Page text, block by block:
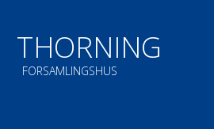
THORNING
FORSAMLINGSHUS